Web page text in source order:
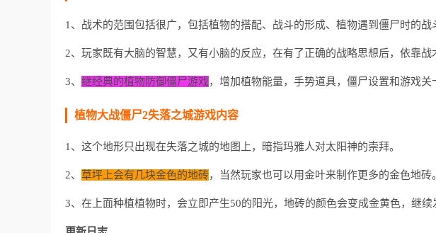
1、战术的范围包括很广，包括植物的搭配、战斗的形成、植物遇到僵尸时的战
2、玩家既有大脑的智慧，又有小脑的反应，在有了正确的战略思想后，依靠战
3、 继经典的植物防御僵尸游戏，增加植物能量，手势道具，僵尸设置和游戏关
植物大战僵尸2失落之城游戏内容
1、这个地形只出现在失落之城的地图上，暗指玛雅人对太阳神的崇拜。
2、 草坪上会有几块金色的地砖，当然玩家也可以用金叶来制作更多的金色地砖。
3、在上面种植植物时，会立即产生50的阳光，地砖的颜色会变成金黄色，继续